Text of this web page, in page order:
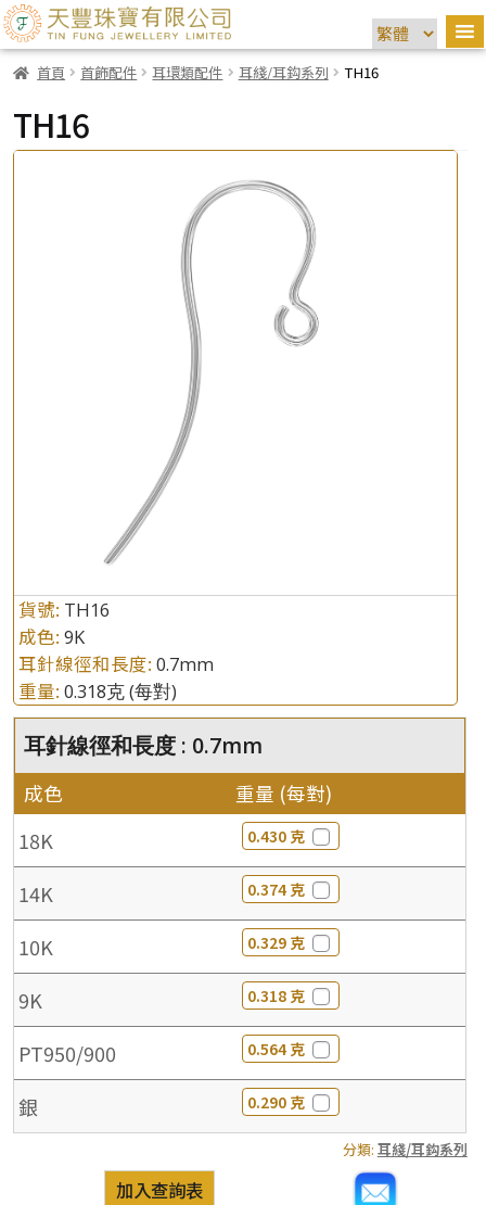
首頁 首飾配件 耳環類配件 耳綫/耳鈎系列 TH16
TH16
貨號: TH16
成色: 9K
耳針線徑和長度: 0.7mm
重量: 0.318克(每對)
耳針線徑和長度 : 0.7mm
成色 重量 (每對)
18K 0.430 克
14K 0.374 克
10K 0.329 克
9K 0.318 克
PT950/900 0.564 克
銀 0.290 克
分類: 耳綫/耳鈎系列
加入查詢表